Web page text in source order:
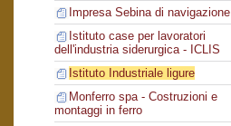
Impresa Sebina di navigazione
Istituto case per lavoratori
dell'industria siderurgica - ICLIS
Istituto Industriale ligure
Monferro spa - Costruzioni e
montaggi in ferro